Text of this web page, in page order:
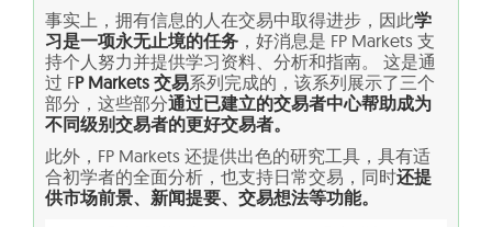
事实上，拥有信息的人在交易中取得进步，因此学
习是一项永无止境的任务 ，好消息是 FP Markets 支
持个人努力并提供学习资料、分析和指南。 这是通
过 FP Markets 交易系列完成的，该系列展示了三个
部分，这些部分通过已建立的交易者中心帮助成为
不同级别交易者的更好交易者。
此外，FP Markets 还提供出色的研究工具，具有适
合初学者的全面分析，也支持日常交易，同时还提
供市场前景、新闻提要、交易想法等功能。